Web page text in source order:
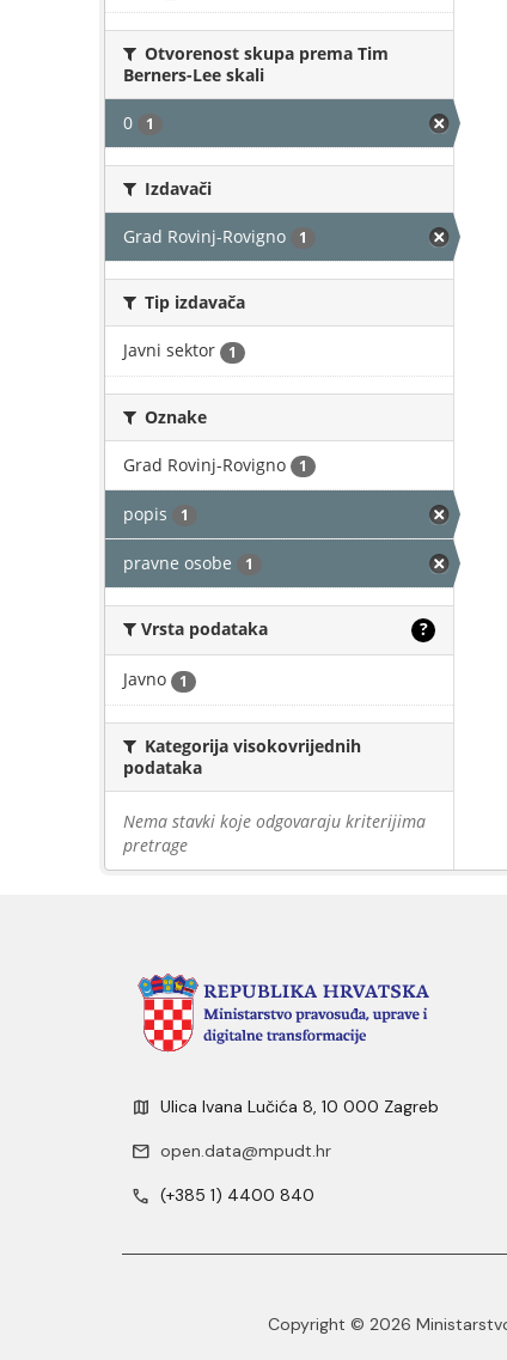
Otvorenost skupa prema Tim
Berners-Lee skali
0 1
Izdavači
Grad Rovinj-Rovigno 1
Tip izdavača
Javni sektor 1
Oznake
Grad Rovinj-Rovigno 1
popis 1
pravne osobe 1
Vrsta podataka ?
Javno 1
Kategorija visokovrijednih
podataka
Nema stavki koje odgovaraju kriterijima
pretrage